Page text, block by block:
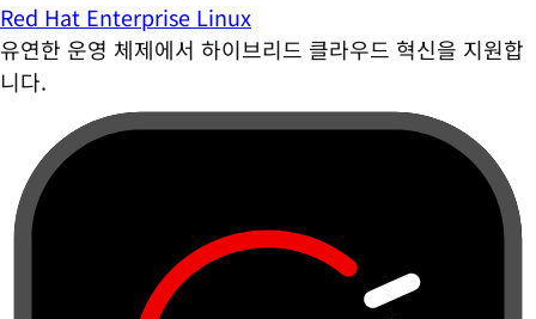
Red Hat Enterprise Linux
유연한 운영 체제에서 하이브리드 클라우드 혁신을 지원합
니다.